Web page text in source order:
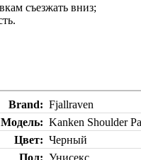
съезжать вниз;
Brand
Fjallraven
Модель
Kanken Shoulder
Цвет
Черный
Пол
Унисекс